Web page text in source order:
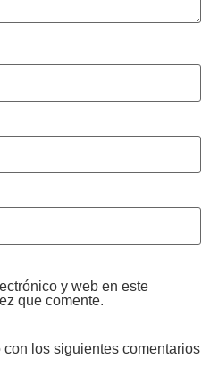
y web en este
que comente.
los siguientes comentarios